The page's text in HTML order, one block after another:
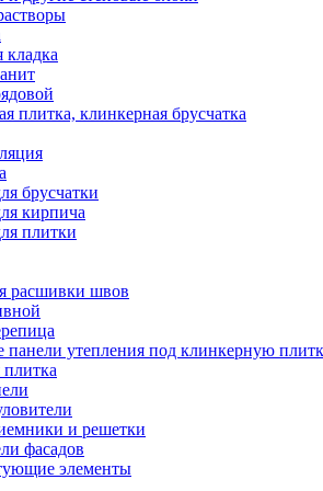
кладка
плитка, клинкерная брусчатка
брусчатки
кирпича
плитки
расшивки швов
панели утепления под клинкерную
и решетки
фасадов
элементы